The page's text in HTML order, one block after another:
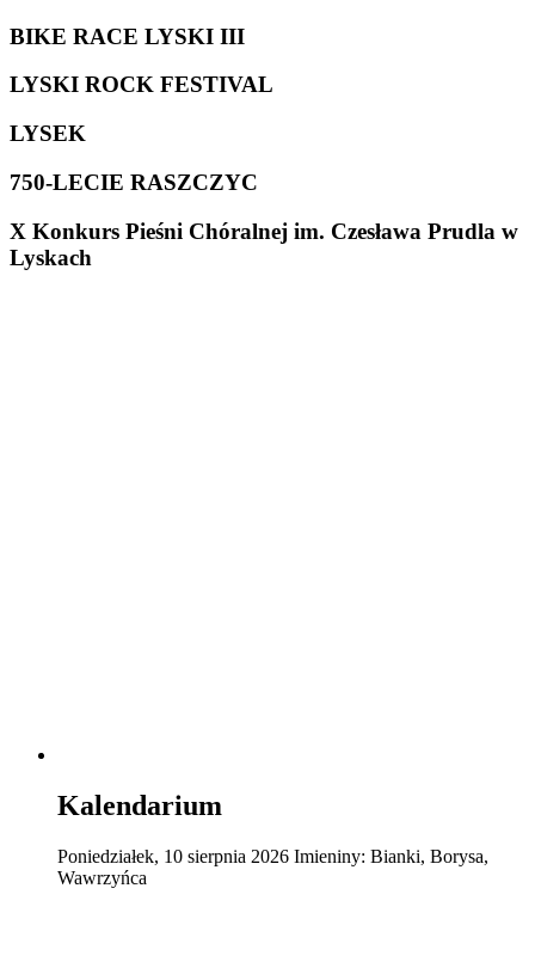
BIKE RACE LYSKI III
LYSKI ROCK FESTIVAL
LYSEK
750-LECIE RASZCZYC
X Konkurs Pieśni Chóralnej im. Czesława Prudla w
Lyskach
Kalendarium
Poniedziałek, 10 sierpnia 2026 Imieniny: Bianki, Borysa,
Wawrzyńca